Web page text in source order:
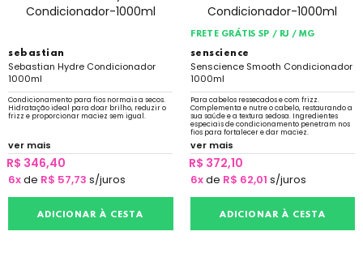
sebastian
Sebastian Hydre Condicionador
1000ml
Condicionamento para fios normais a secos.
Hidratação ideal para doar brilho, reduzir o
frizz e proporcionar maciez sem igual.
ver mais
R$ 346,40
6xde R$ 57,73 s/juros
ADICIONAR À CESTA
FRETE GRÁTIS SP / RJ / MG
senscience
Senscience Smooth Condicionador
1000ml
Para cabelos ressecados e com frizz.
Complementa e nutre o cabelo, restaurando a
sua saúde e a textura sedosa. Ingredientes
especiais de condicionamento penetram nos
fios para fortalecer e dar maciez.
ver mais
R$ 372,10
6xde R$ 62,01 s/juros
ADICIONAR À CESTA